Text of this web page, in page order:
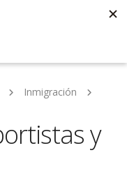
Inmigración
y